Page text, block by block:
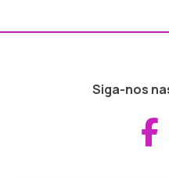
Siga-nos